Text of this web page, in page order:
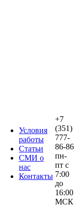
Условия
работы
Статьи
СМИ о
нас
Контакты
+7
(351)
777-
86-86
пн-
пт с
7:00
до
16:00
МСК